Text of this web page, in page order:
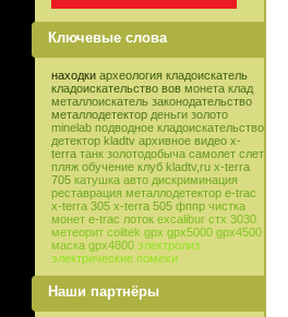
Ключевые слова
находки археология кладоискатель
кладоискательство вов монета клад
металлоискатель законодательство
металлодетектор деньги золото
minelab подводное кладоискательство
детектор kladtv архивное видео x-
terra танк золотодобыча самолет слет
пляж обучение клуб kladtv,ru x-terra
705 катушка авто дискриминация
реставрация металлодетектор e-trac
x-terra 305 x-terra 505 фппр чистка
монет e-trac лоток excalibur стх 3030
метеорит coiltek gpx gpx5000 gpx4500
маска gpx4800 электролиз
электрические помехи
Наши партнёры